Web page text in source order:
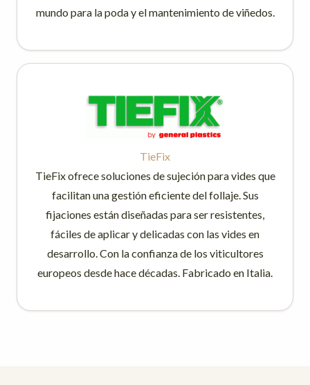
mundo para la poda y el mantenimiento de viñedos.
TieFix
TieFix ofrece soluciones de sujeción para vides que
facilitan una gestión eficiente del follaje. Sus
fijaciones están diseñadas para ser resistentes,
fáciles de aplicar y delicadas con las vides en
desarrollo. Con la confianza de los viticultores
europeos desde hace décadas. Fabricado en Italia.